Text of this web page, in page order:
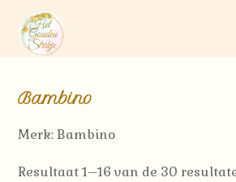
content
Bambino
Merk: Bambino
Resultaat 1–16 van de 30